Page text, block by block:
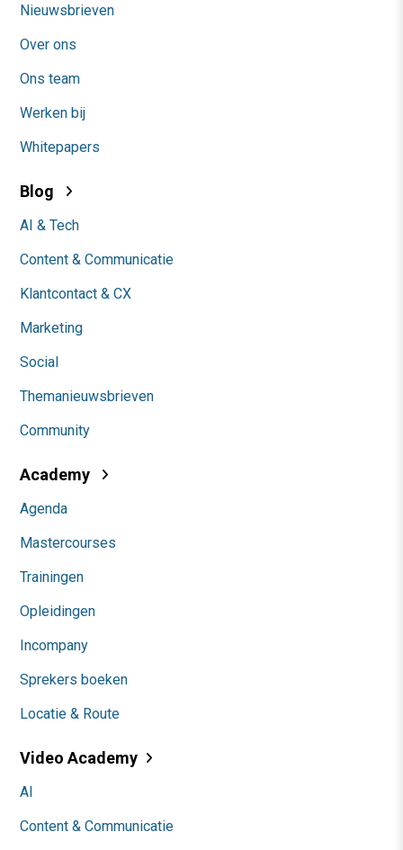
Nieuwsbrieven
Over ons
Ons team
Werken bij
Whitepapers
Blog
AI & Tech
Content & Communicatie
Klantcontact & CX
Marketing
Social
Themanieuwsbrieven
Community
Academy
Agenda
Mastercourses
Trainingen
Opleidingen
Incompany
Sprekers boeken
Locatie & Route
Video Academy
AI
Content & Communicatie